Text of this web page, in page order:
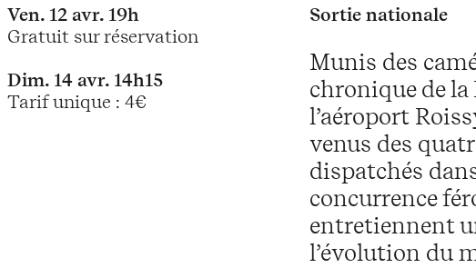
Ven. 12 avr. 19h
Gratuit sur réservation
Dim. 14 avr. 14h15
Tarif unique : 4€
Sortie nationale
Munis des
chronique de la
l’aéroport
venus des
dispatchés
concurrence
entretiennent
l’évolution du